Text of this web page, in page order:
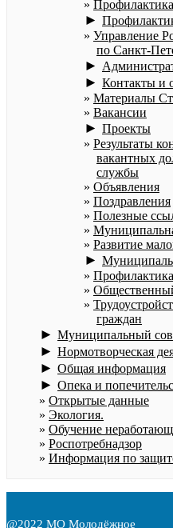
►
Управление
по Санкт-
►
► Контакты и
Материалы
Вакансии
► Проекты
Результаты
вакантных
службы
Объявления
Поздравления
Полезные
Развитие
►
граждан
► Муниципальный
► Нормотворческая
► Общая информация
► Опека и
Открытые данные
Экология.
Обучение
Роспотребнадзор
Информация по
@2022 МО Молодёжное